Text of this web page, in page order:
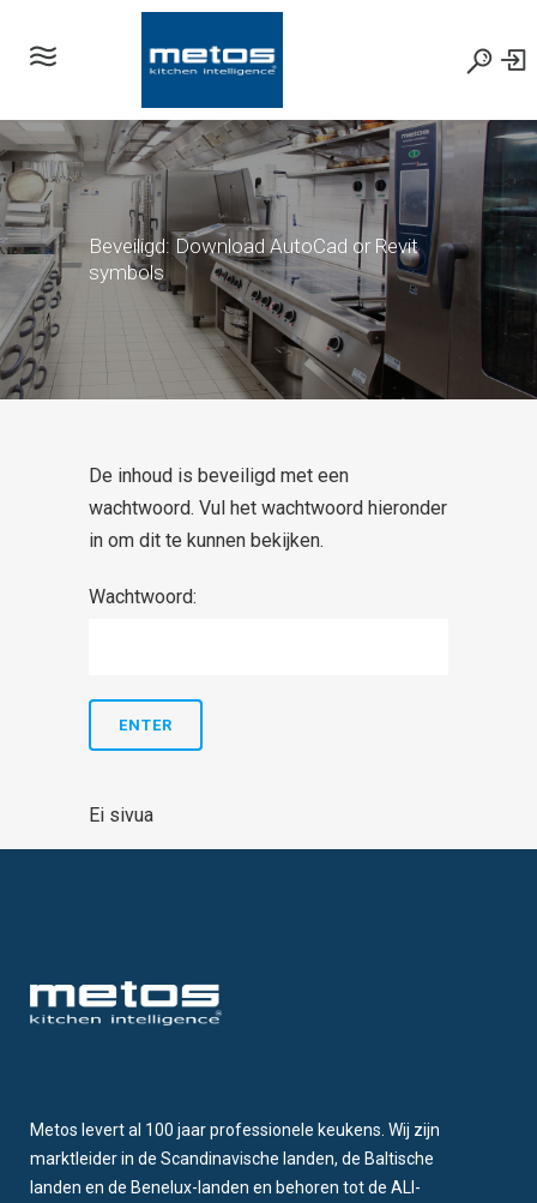
Beveiligd: Download AutoCad or Revit
symbols
De inhoud is beveiligd met een
wachtwoord. Vul het wachtwoord hieronder
in om dit te kunnen bekijken.
Wachtwoord:
Ei sivua
Metos levert al 100 jaar professionele keukens. Wij zijn
marktleider in de Scandinavische landen, de Baltische
landen en de Benelux-landen en behoren tot de ALI-